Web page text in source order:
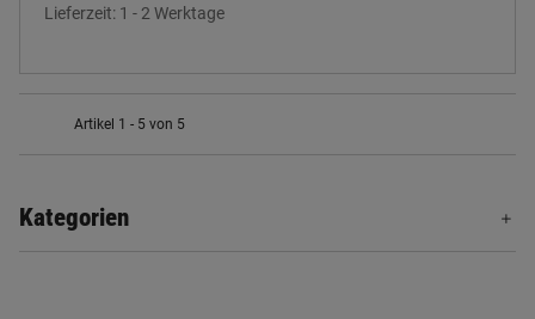
Lieferzeit: 1 - 2 Werktage
Artikel 1 - 5 von 5
Kategorien